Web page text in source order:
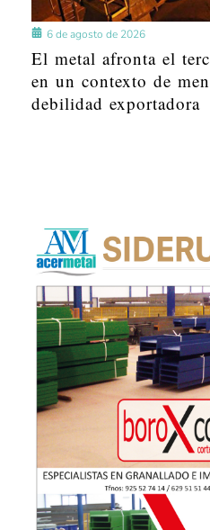
6 de agosto de 2026
El metal afronta el
en un contexto de
debilidad exportadora